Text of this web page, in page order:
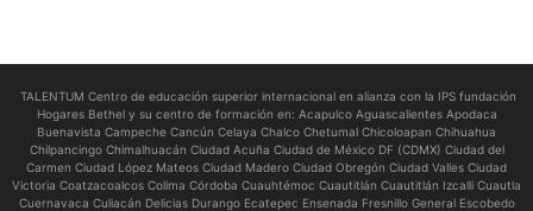
TALENTUM Centro de educación superior internacional en alianza con la IPS fundación
Hogares Bethel y su centro de formación en: Acapulco Aguascalientes Apodaca
Buenavista Campeche Cancún Celaya Chalco Chetumal Chicoloapan Chihuahua
Chilpancingo Chimalhuacán Ciudad Acuña Ciudad de México DF (CDMX) Ciudad del
Carmen Ciudad López Mateos Ciudad Madero Ciudad Obregón Ciudad Valles Ciudad
Victoria Coatzacoalcos Colima Córdoba Cuauhtémoc Cuautitlán Cuautitlán Izcalli Cuautla
Cuernavaca Culiacán Delicias Durango Ecatepec Ensenada Fresnillo General Escobedo